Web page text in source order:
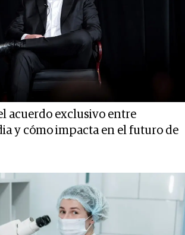
acuerdo exclusivo entre
y cómo impacta en el futuro de